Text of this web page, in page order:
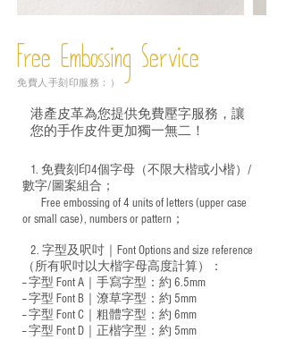
Free Embossing Service
免費人手刻印服務：）
港產皮革為您提供免費壓字服務，讓
您的手作皮件更加獨一無二！
1. 免費刻印4個字母（不限大楷或小楷）/
數字/圖案組合；
Free embossing of 4 units of letters (upper case
or small case), numbers or pattern；
2. 字型及呎吋｜ Font Options and size reference
（所有呎吋以大楷字母高度計算）：
-- 字型 Font A｜手寫字型：約 6.5mm
-- 字型 Font B｜潦草字型： 約 5mm
-- 字型 Font C｜粗體字型：約 6mm
-- 字型 Font D｜正楷字型： 約 5mm